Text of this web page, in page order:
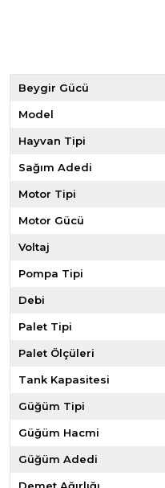
Beygir Gücü
Model
Hayvan Tipi
Sağım Adedi
Motor Tipi
Motor Gücü
Voltaj
Pompa Tipi
Debi
Palet Tipi
Palet Ölçüleri
Tank Kapasitesi
Güğüm Tipi
Güğüm Hacmi
Güğüm Adedi